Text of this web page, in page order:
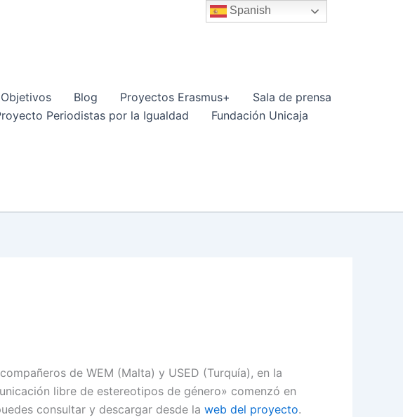
Objetivos Blog Proyectos Erasmus+
Sala de prensa
Periodistas por la Igualdad Fundación Unicaja
de WEM (Malta) y USED (Turquía), en la
libre de estereotipos de género» comenzó en
consultar y descargar desde la web del proyecto.
Spanish